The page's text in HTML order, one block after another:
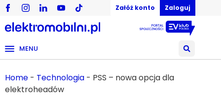
Załóż konto Zaloguj
MENU
Home - Technologia - PSS – nowa opcja dla
elektroheadów